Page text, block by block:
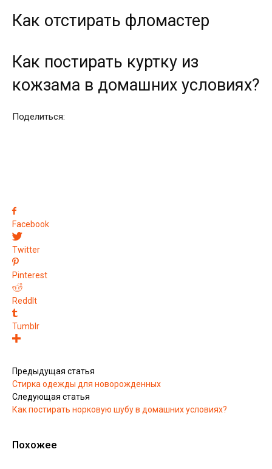
Как отстирать фломастер
Как постирать куртку из
кожзама в домашних условиях?
Поделиться:
Facebook
Twitter
Pinterest
ReddIt
Tumblr
Предыдущая статья
Стирка одежды для новорожденных
Следующая статья
Как постирать норковую шубу в домашних условиях?
Похожее